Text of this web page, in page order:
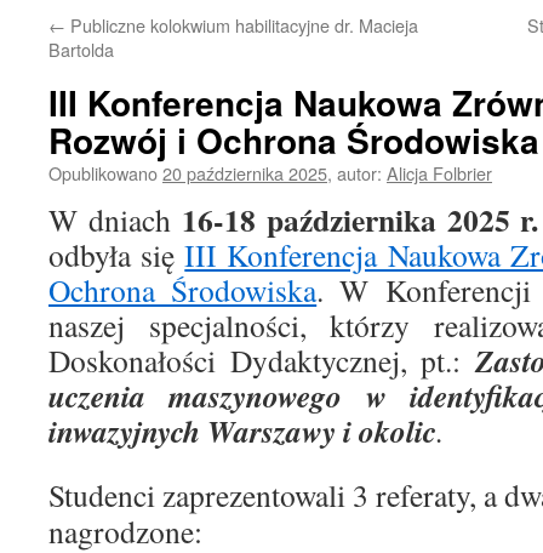
← Publiczne kolokwium habilitacyjne dr. Macieja
Bartolda
III Konferencja Naukowa
Rozwój i Ochrona Środowiska
Opublikowano20 października 2025, autor: Alicja Folbrier
W dniach 16-18 października 2025 r.
odbyła sięIII Konferencja Naukowa
Ochrona Środowiska. W Konferencji
naszej specjalności, którzy
Doskonałości Dydaktycznej, pt.:
uczenia maszynowego w
inwazyjnych Warszawy i okolic.
Studenci zaprezentowali 3 referaty, a
nagrodzone: